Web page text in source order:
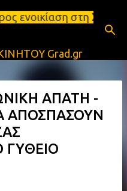
περιεχόμενο
Σπάρτη Ενοικιάσεις
Grad.gr
ΑΠΑΤΗ -
ΑΠΟΣΠΑΣΟΥΝ
ΓΥΘΕΙΟ